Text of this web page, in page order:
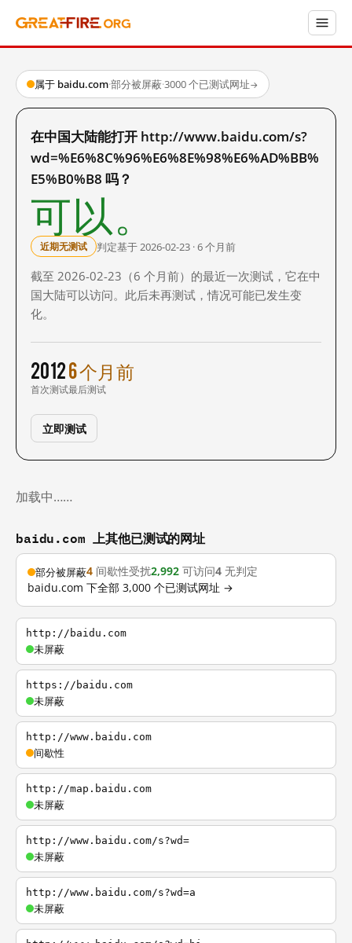
属于 baidu.com·部分被屏蔽·3000 个已测试网址→
在中国大陆能打开 http://www.baidu.com/s?
wd=%E6%8C%96%E6%8E%98%E6%AD%BB%
E5%B0%B8 吗？
可以。
近期无测试 判定基于 2026-02-23 · 6 个月前
截至 2026-02-23（6 个月前）的最近一次测试，它在中
国大陆可以访问。此后未再测试，情况可能已发生变
化。
2012
首次测试
6 个月前
最后测试
立即测试
加载中……
baidu.com 上其他已测试的网址
部分被屏蔽4 间歇性受扰2,992 可访问4 无判定
baidu.com 下全部 3,000 个已测试网址 →
http://baidu.com
未屏蔽
https://baidu.com
未屏蔽
http://www.baidu.com
间歇性
http://map.baidu.com
未屏蔽
http://www.baidu.com/s?wd=
未屏蔽
http://www.baidu.com/s?wd=a
未屏蔽